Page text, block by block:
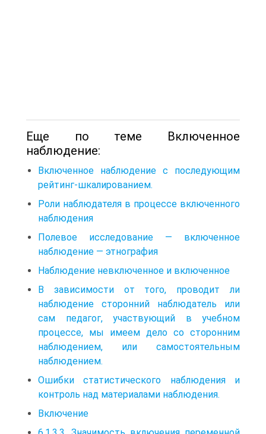
Еще по теме Включенное
наблюдение:
Включенное наблюдение с последующим
рейтинг-шкалированием.
Роли наблюдателя в процессе включенного
наблюдения
Полевое исследование — включенное
наблюдение — этнография
Наблюдение невключенное и включенное
В зависимости от того, проводит ли
наблюдение сторонний наблюдатель или
сам педагог, участвующий в учебном
процессе, мы имеем дело со сторонним
наблюдением, или самостоятельным
наблюдением.
Ошибки статистического наблюдения и
контроль над материалами наблюдения.
Включение